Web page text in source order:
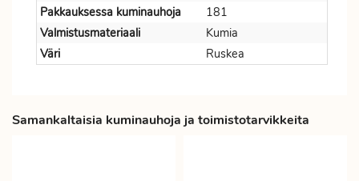
Pakkauksessa kuminauhoja
181
Valmistusmateriaali
Kumia
Väri
Ruskea
Samankaltaisia kuminauhoja ja toimistotarvikkeita